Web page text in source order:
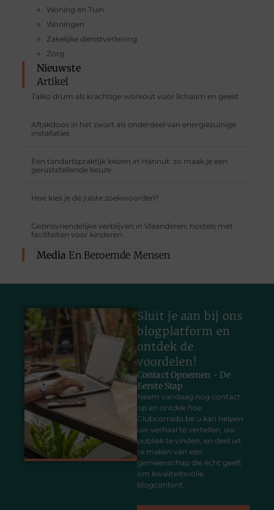
Woning en Tuin
Woningen
Zakelijke dienstverlening
Zorg
Nieuwste
Artikel
Taiko drum als krachtige workout voor lichaam en geest
Aftakdoos in het zwart als onderdeel van energiezuinige
installaties
Een tandartspraktijk kiezen in Hannut: zo maak je een
geruststellende keuze
Hoe kies je de juiste zoekwoorden?
Gezinsvriendelijke verblijven in Vlaanderen: hostels met
faciliteiten voor kinderen
Media En Beroemde Mensen
Sluit je aan bij ons
blogplatform en
ontdek de
voordelen!
Contact Opnemen - De
Eerste Stap
Neem vandaag nog contact
op en ontdek hoe
Clubcorrado.be u kan helpen
uw verhaal te vertellen, uw
publiek te vinden, en deel uit
te maken van een
gemeenschap die écht geeft
om kwaliteitsvolle
blogcontent.